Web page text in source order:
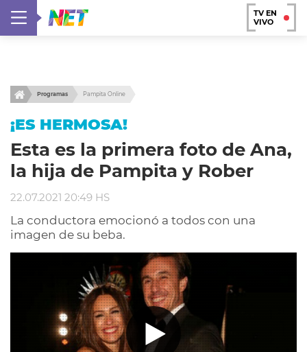
TV EN
VIVO
Programas Pampita Online
¡ES HERMOSA!
Esta es la primera foto de Ana,
la hija de Pampita y Rober
22.07.2021 20:49 HS
La conductora emocionó a todos con una
imagen de su beba.